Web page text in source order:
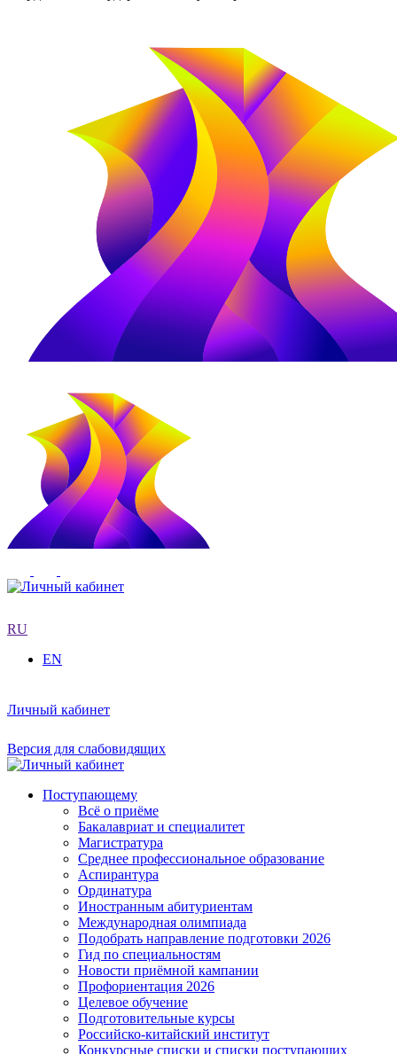
RU
EN
Личный кабинет
Версия для слабовидящих
Поступающему
Всё о приёме
Бакалавриат и специалитет
Магистратура
Среднее профессиональное образование
Аспирантура
Ординатура
Иностранным абитуриентам
Международная олимпиада
Подобрать направление подготовки 2026
Гид по специальностям
Новости приёмной кампании
Профориентация 2026
Целевое обучение
Подготовительные курсы
Российско-китайский институт
Конкурсные списки и списки поступающих